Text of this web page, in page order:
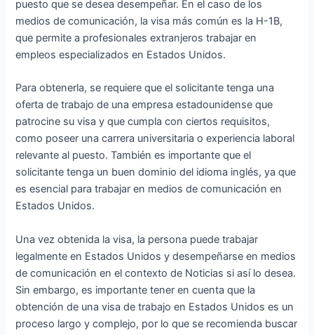
puesto que se desea desempeñar. En el caso de los
medios de comunicación, la visa más común es la H-1B,
que permite a profesionales extranjeros trabajar en
empleos especializados en Estados Unidos.
Para obtenerla, se requiere que el solicitante tenga una
oferta de trabajo de una empresa estadounidense que
patrocine su visa y que cumpla con ciertos requisitos,
como poseer una carrera universitaria o experiencia laboral
relevante al puesto. También es importante que el
solicitante tenga un buen dominio del idioma inglés, ya que
es esencial para trabajar en medios de comunicación en
Estados Unidos.
Una vez obtenida la visa, la persona puede trabajar
legalmente en Estados Unidos y desempeñarse en medios
de comunicación en el contexto de Noticias si así lo desea.
Sin embargo, es importante tener en cuenta que la
obtención de una visa de trabajo en Estados Unidos es un
proceso largo y complejo, por lo que se recomienda buscar